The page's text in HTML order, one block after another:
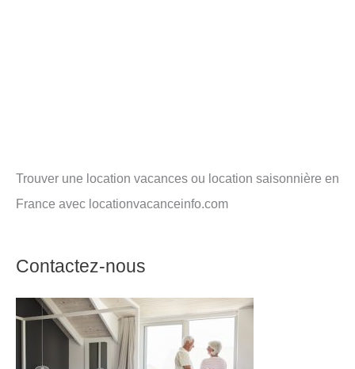
Trouver une location vacances ou location saisonnière en
France avec locationvacanceinfo.com
Contactez-nous